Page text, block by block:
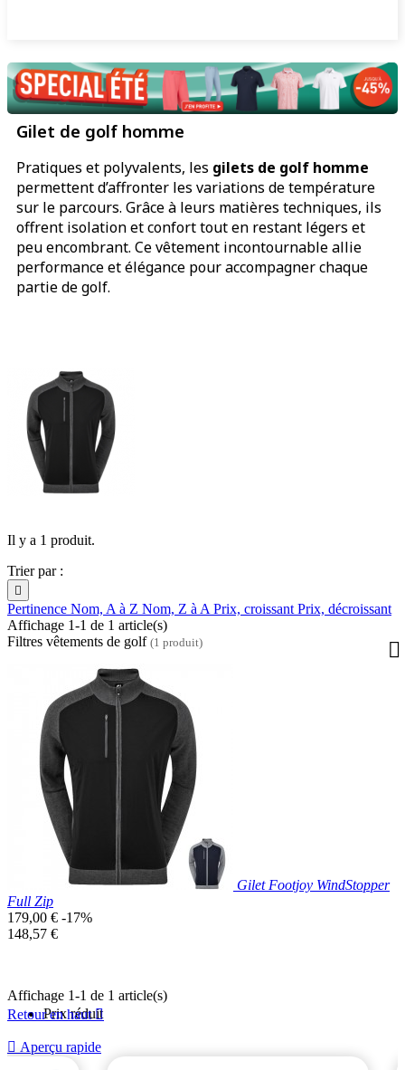
Gilet de golf homme
Pratiques et polyvalents, les gilets de golf homme
permettent d’affronter les variations de température
sur le parcours. Grâce à leurs matières techniques, ils
offrent isolation et confort tout en restant légers et
peu encombrant. Ce vêtement incontournable allie
performance et élégance pour accompagner chaque
partie de golf.
Il y a 1 produit.
Trier par :

Pertinence Nom, A à Z Nom, Z à A Prix, croissant Prix, décroissant
Affichage 1-1 de 1 article(s)
Filtres vêtements de golf (1 produit)
Gilet Footjoy WindStopper
Full Zip
Prix
de
179,00 € -17%
Prix
148,57 €
Prix réduit
 Aperçu rapide
Affichage 1-1 de 1 article(s)
Retour en haut